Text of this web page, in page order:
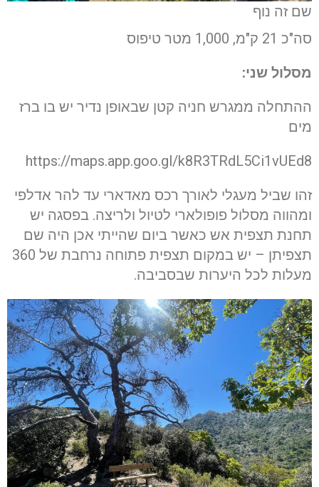
שם זה נוף
סה"כ 21 ק"מ, 1,000 מטר טיפוס
מסלול שני:
ההתחלה ממגרש חניה קטן שבאופן נדיר יש בו ברז
מים
https://maps.app.goo.gl/k8R3TRdL5Ci1vUEd8
זהו שביל מעגלי לאורך רכס מאדארי עד להר אדלפי
ומהווה מסלול פופולארי לטיול ולריצה. בפסגה יש
תחנת תצפית אש כאשר ביום שהייתי אכן היה שם
תצפיתן – יש במקום תצפית פתוחה נרחבת של 360
מעלות לכל היערות שבסביבה.